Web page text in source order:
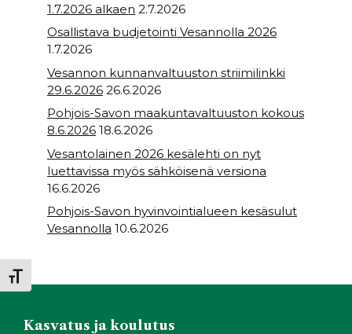
Toggle Font size
1.7.2026 alkaen 2.7.2026
Osallistava budjetointi Vesannolla 2026
1.7.2026
Vesannon kunnanvaltuuston striimilinkki
29.6.2026 26.6.2026
Pohjois-Savon maakuntavaltuuston kokous
8.6.2026 18.6.2026
Vesantolainen 2026 kesälehti on nyt
luettavissa myös sähköisenä versiona
16.6.2026
Pohjois-Savon hyvinvointialueen kesäsulut
Vesannolla 10.6.2026
Kasvatus ja koulutus